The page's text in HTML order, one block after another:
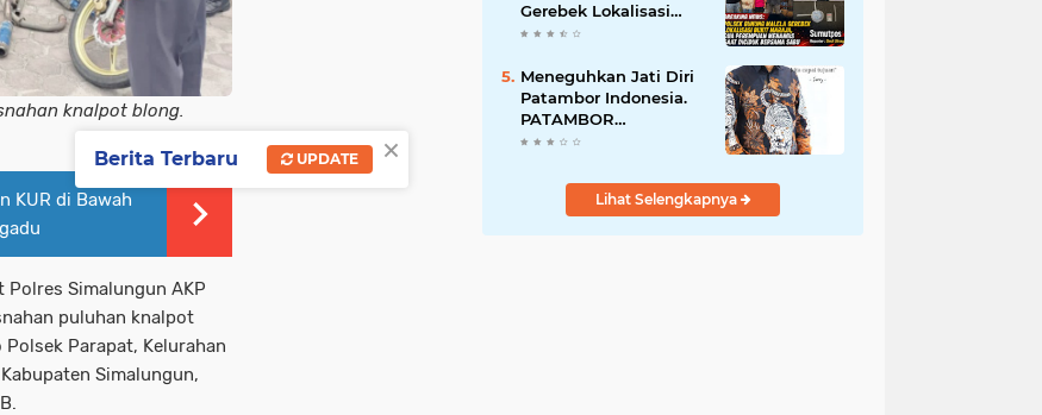
knalpot blong.
KUR di Bawah
Polres Simalungun AKP
puluhan knalpot
Parapat, Kelurahan
Simalungun,
Gerebek Lokalisasi
Bukit Maraja, Dua
Saat Diciduk Bersama
Sabu
Meneguhkan Jati Diri
Patambor Indonesia.
PATAMBOR
INDONESIA Akan
Jakarta.
Lihat Selengkapnya
×
Berita Terbaru UPDATE